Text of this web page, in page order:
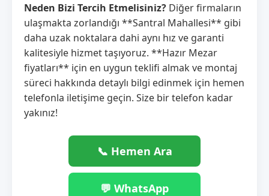
Neden Bizi Tercih Etmelisiniz? Diğer firmaların
ulaşmakta zorlandığı **Santral Mahallesi** gibi
daha uzak noktalara dahi aynı hız ve garanti
kalitesiyle hizmet taşıyoruz. **Hazır Mezar
fiyatları** için en uygun teklifi almak ve montaj
süreci hakkında detaylı bilgi edinmek için hemen
telefonla iletişime geçin. Size bir telefon kadar
yakınız!
📞 Hemen Ara
💬 WhatsApp